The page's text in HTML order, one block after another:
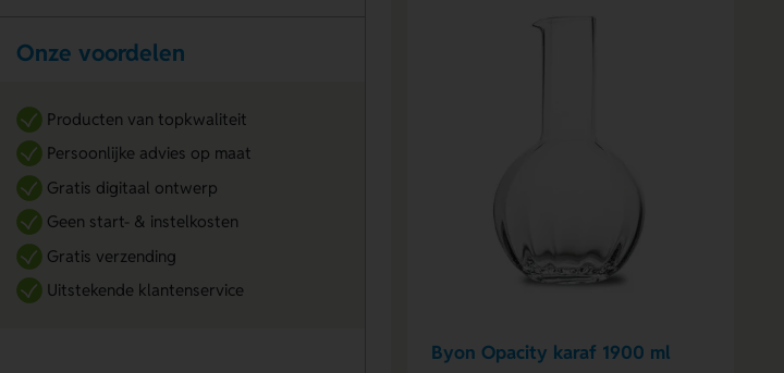
Byon Opacity karaf 1900 ml
Onze voordelen
Producten van topkwaliteit
Persoonlijke advies op maat
Gratis digitaal ontwerp
Geen start- & instelkosten
Gratis verzending
Uitstekende klantenservice